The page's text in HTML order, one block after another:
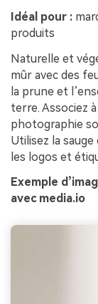
Idéal pour :
produits
Naturelle et
mûr avec des
la prune et
terre. Associez
photographie
Utilisez la
les logos et
Exemple
avec media.io